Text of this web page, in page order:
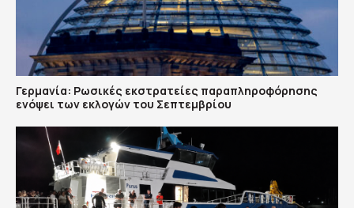
Γερμανία: Ρωσικές εκστρατείες παραπληροφόρησης
ενόψει των εκλογών του Σεπτεμβρίου